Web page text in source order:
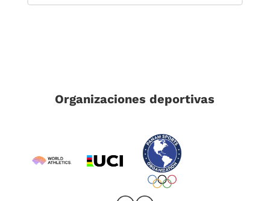
Organizaciones deportivas